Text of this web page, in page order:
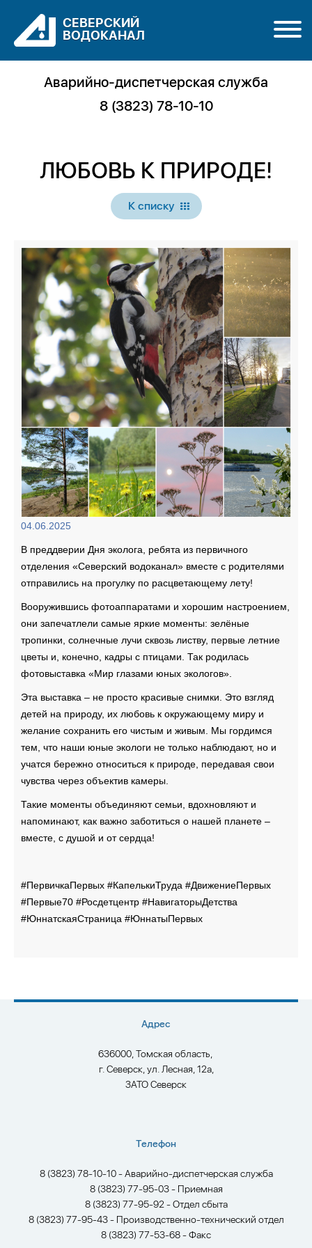
Аварийно-диспетчерская служба
8 (3823) 78-10-10
СЕВЕРСКИЙ
ВОДОКАНАЛ
ЛЮБОВЬ К ПРИРОДЕ!
К списку
04.06.2025
В преддверии Дня эколога, ребята из первичного
отделения «Северский водоканал» вместе с родителями
отправились на прогулку по расцветающему лету!
Вооружившись фотоаппаратами и хорошим настроением,
они запечатлели самые яркие моменты: зелёные
тропинки, солнечные лучи сквозь листву, первые летние
цветы и, конечно, кадры с птицами. Так родилась
фотовыставка «Мир глазами юных экологов».
Эта выставка – не просто красивые снимки. Это взгляд
детей на природу, их любовь к окружающему миру и
желание сохранить его чистым и живым. Мы гордимся
тем, что наши юные экологи не только наблюдают, но и
учатся бережно относиться к природе, передавая свои
чувства через объектив камеры.
Такие моменты объединяют семьи, вдохновляют и
напоминают, как важно заботиться о нашей планете –
вместе, с душой и от сердца!
#ПервичкаПервых #КапелькиТруда #ДвижениеПервых
#Первые70 #Росдетцентр #НавигаторыДетства
#ЮннатскаяСтраница #ЮннатыПервых
Адрес
636000, Томская область,
г. Северск, ул. Лесная, 12а,
ЗАТО Северск
Телефон
8 (3823) 78-10-10 - Аварийно-диспетчерская служба
8 (3823) 77-95-03 - Приемная
8 (3823) 77-95-92 - Отдел сбыта
8 (3823) 77-95-43 - Производственно-технический отдел
8 (3823) 77-53-68 - Факс